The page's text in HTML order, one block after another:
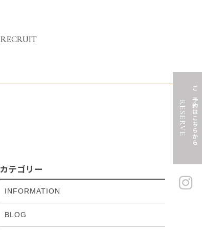
RECRUIT
ご予約はこちらから
RESERVE
カテゴリー
INFORMATION
BLOG